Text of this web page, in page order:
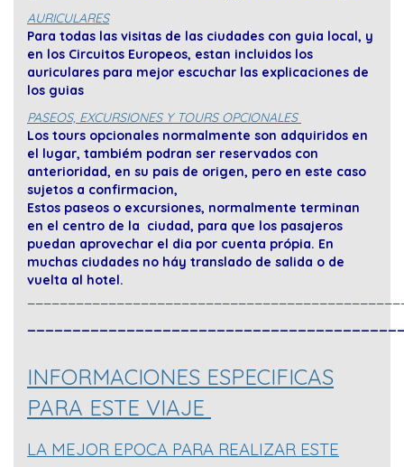
AURICULARES
Para todas las visitas de las ciudades con guia local, y
en los Circuitos Europeos, estan incluidos los
auriculares para mejor escuchar las explicaciones de
los guias
PASEOS, EXCURSIONES Y TOURS OPCIONALES
Los tours opcionales normalmente son adquiridos en
el lugar, tambiém podran ser reservados con
anterioridad, en su pais de origen, pero en este caso
sujetos a confirmacion,
Estos paseos o excursiones, normalmente terminan
en el centro de la ciudad, para que los pasajeros
puedan aprovechar el dia por cuenta própia. En
muchas ciudades no háy translado de salida o de
vuelta al hotel.
INFORMACIONES ESPECIFICAS
PARA ESTE VIAJE
LA MEJOR EPOCA PARA REALIZAR ESTE